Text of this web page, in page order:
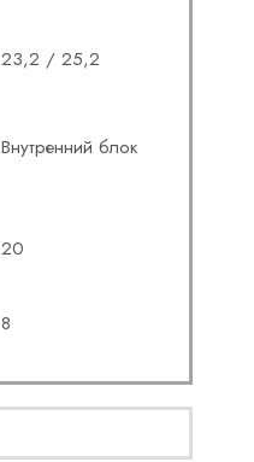
23,2 / 25,2
Внутренний блок
20
8